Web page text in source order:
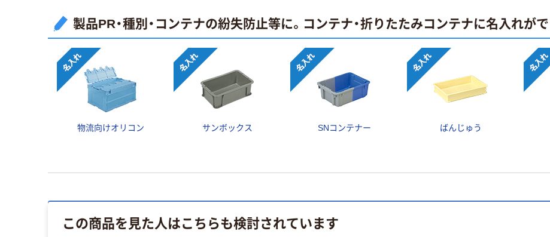
製品PR・種別・コンテナの紛失防止等に。コンテナ・折りたたみコンテナに名入れが
物流向けオリコン サンボックス SNコンテナー ばんじゅう
この商品を見た人はこちらも検討されています